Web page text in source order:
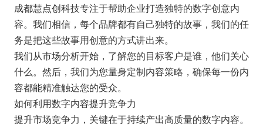
成都慧点创科技专注于帮助企业打造独特的数字创意内
容。我们相信，每个品牌都有自己独特的故事，我们的任
务是把这些故事用创意的方式讲出来。
我们从市场分析开始，了解您的目标客户是谁，他们关心
什么。然后，我们为您量身定制内容策略，确保每一份内
容都能精准触达您的受众。
如何利用数字内容提升竞争力
提升市场竞争力，关键在于持续产出高质量的数字内容。